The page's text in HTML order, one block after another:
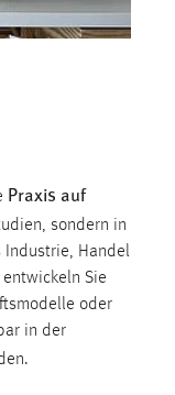
Praxis auf
sondern in
Industrie, Handel
Sie
oder
in der